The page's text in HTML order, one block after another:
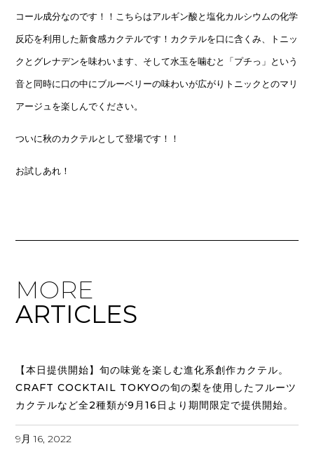
コール成分なのです！！こちらはアルギン酸と塩化カルシウムの化学
反応を利用した新食感カクテルです！カクテルを口に含くみ、トニッ
クとグレナデンを味わいます、そして水玉を噛むと「プチっ」という
音と同時に口の中にブルーベリーの味わいが広がりトニックとのマリ
アージュを楽しんでください。
ついに秋のカクテルとして登場です！！
お試しあれ！
MORE
ARTICLES
【本日提供開始】旬の味覚を楽しむ進化系創作カクテル。
CRAFT COCKTAIL TOKYOの旬の梨を使用したフルーツ
カクテルなど全2種類が9月16日より期間限定で提供開始。
9月 16, 2022